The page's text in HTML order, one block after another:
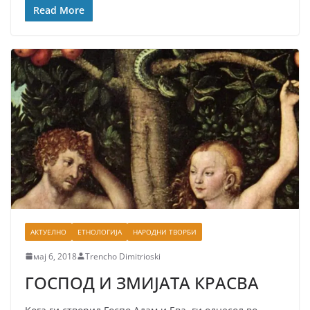
Read More
АКТУЕЛНО ЕТНОЛОГИЈА НАРОДНИ ТВОРБИ
мај 6, 2018 Trencho Dimitrioski
ГОСПОД И ЗМИЈАТА КРАСВА